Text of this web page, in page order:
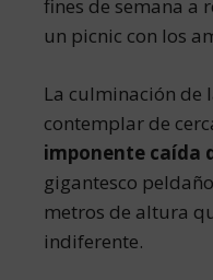
fines de semana a
un picnic con los
La culminación de
contemplar de
imponente caída
gigantesco
metros de altura
indiferente.